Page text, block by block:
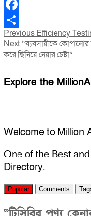
Facebook
Share
Post
navigation
Previous Previous
post:
Efficiency
Next Next
post:
“ব্যবসায়ীকে কোপানোর
করে ছিনিয়ে নেয়ার চেষ্টা”
Explore the
Welcome to Million
One of the Best
Directory.
Popular Comments